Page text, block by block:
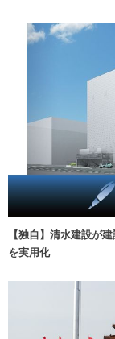
【独自】清水建設が
を実用化